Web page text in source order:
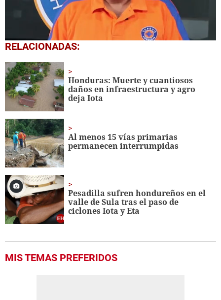
1
second
1
minute,
7
seconds
RELACIONADAS:
Honduras: Muerte y cuantiosos
daños en infraestructura y agro
deja Iota
Al menos 15 vías primarias
permanecen interrumpidas
Pesadilla sufren hondureños en el
valle de Sula tras el paso de
ciclones Iota y Eta
MIS TEMAS PREFERIDOS